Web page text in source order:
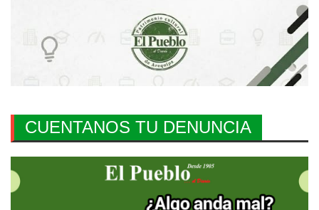
CUENTANOS TU DENUNCIA